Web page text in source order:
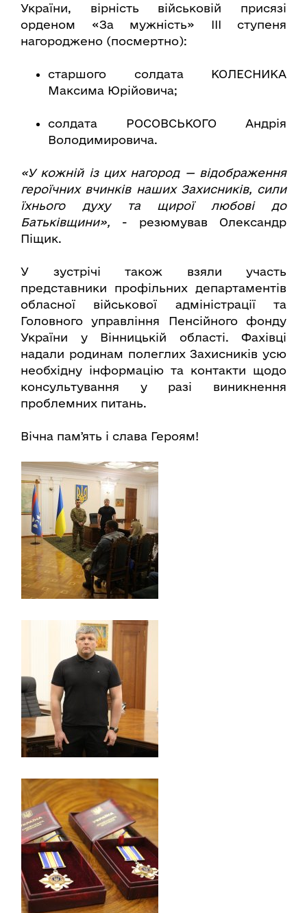
України, вірність військовій присязі
орденом «За мужність» ІІІ ступеня
нагороджено (посмертно):
старшого солдата КОЛЕСНИКА
Максима Юрійовича;
солдата РОСОВСЬКОГО Андрія
Володимировича.
«У кожній із цих нагород — відображення
героїчних вчинків наших Захисників, сили
їхнього духу та щирої любові до
Батьківщини», - резюмував Олександр
Піщик.
У зустрічі також взяли участь
представники профільних департаментів
обласної військової адміністрації та
Головного управління Пенсійного фонду
України у Вінницькій області. Фахівці
надали родинам полеглих Захисників усю
необхідну інформацію та контакти щодо
консультування у разі виникнення
проблемних питань.
Вічна памʼять і слава Героям!